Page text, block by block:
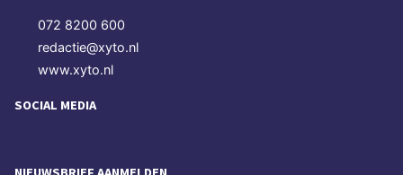
072 8200 600
redactie@xyto.nl
www.xyto.nl
SOCIAL MEDIA